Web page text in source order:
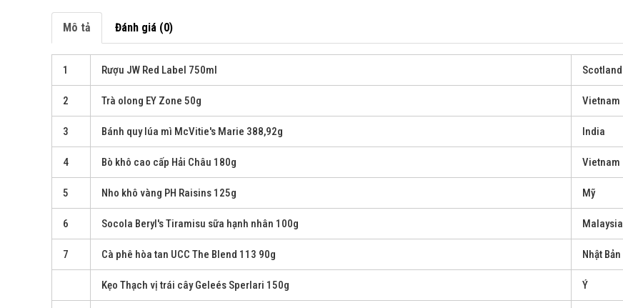
Mô tả Đánh giá (0)
1 Rượu JW Red Label 750ml Scotland
2 Trà olong EY Zone 50g Vietnam
3 Bánh quy lúa mì McVitie's Marie 388,92g India
4 Bò khô cao cấp Hải Châu 180g Vietnam
5 Nho khô vàng PH Raisins 125g Mỹ
6 Socola Beryl's Tiramisu sữa hạnh nhân 100g Malaysia
7 Cà phê hòa tan UCC The Blend 113 90g Nhật Bản
Kẹo Thạch vị trái cây Geleés Sperlari 150g Ý